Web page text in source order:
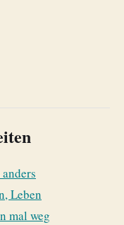
Leben
mal weg